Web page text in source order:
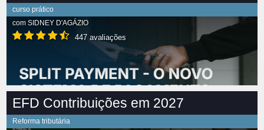
curso prático
com SIDNEY D'AGÁZIO
447 avaliações
EFD Contribuições em 2027
Reforma tributária